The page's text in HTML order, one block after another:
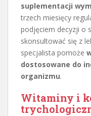
suplementacji
trzech miesięcy
podjęciem decyzji o
skonsultować się z
specjalista pomoże
dostosowane do
organizmu.
Witaminy i